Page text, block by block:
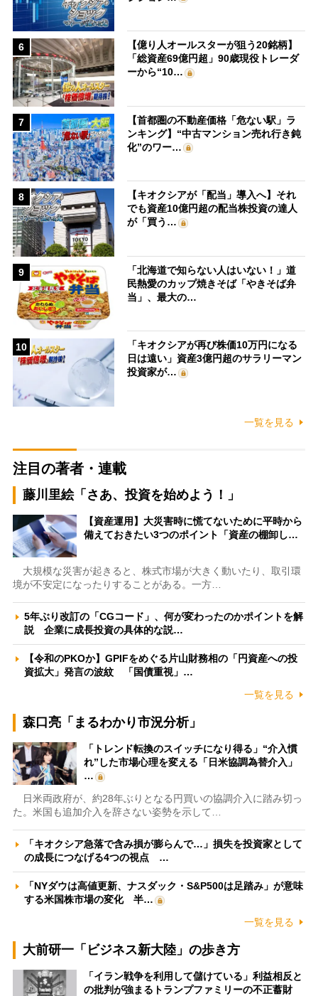
6
【億り人オールスターが狙う20銘柄】
「総資産69億円超」90歳現役トレーダ
ーから“10…
7
【首都圏の不動産価格「危ない駅」ラ
ンキング】“中古マンション売れ行き鈍
化”のワー…
8
【キオクシアが「配当」導入へ】それ
でも資産10億円超の配当株投資の達人
が「買う…
9
「北海道で知らない人はいない！」道
民熱愛のカップ焼きそば「やきそば弁
当」、最大の…
10
「キオクシアが再び株価10万円になる
日は遠い」資産3億円超のサラリーマン
投資家が…
一覧を見る
注目の著者・連載
藤川里絵「さあ、投資を始めよう！」
【資産運用】大災害時に慌てないために平時から
備えておきたい3つのポイント「資産の棚卸し…
大規模な災害が起きると、株式市場が大きく動いたり、取引環
境が不安定になったりすることがある。一方…
5年ぶり改訂の「CGコード」、何が変わったのかポイントを解
説 企業に成長投資の具体的な説…
【令和のPKOか】GPIFをめぐる片山財務相の「円資産への投
資拡大」発言の波紋 「国債重視」…
一覧を見る
森口亮「まるわかり市況分析」
「トレンド転換のスイッチになり得る」“介入慣
れ”した市場心理を変える「日米協調為替介入」
…
日米両政府が、約28年ぶりとなる円買いの協調介入に踏み切っ
た。米国も追加介入を辞さない姿勢を示して…
「キオクシア急落で含み損が膨らんで…」損失を投資家として
の成長につなげる4つの視点 …
「NYダウは高値更新、ナスダック・S&P500は足踏み」が意味
する米国株市場の変化 半…
一覧を見る
大前研一「ビジネス新大陸」の歩き方
「イラン戦争を利用して儲けている」利益相反と
の批判が強まるトランプファミリーの不正蓄財